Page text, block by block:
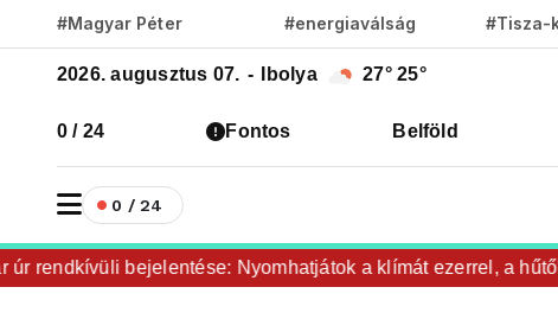
#Magyar Péter #energiaválság #Tisza-
2026. augusztus 07. - Ibolya 27° 25°
0 / 24 Fontos Belföld
0 / 24
rendkívüli bejelentése: Nyomhatjátok a klímát ezerrel, a